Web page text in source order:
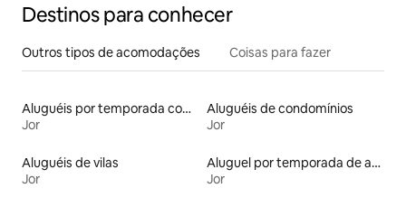
Destinos para conhecer
Outros tipos de acomodações Coisas para fazer
Aluguéis por temporada com café da manhã
Jor
Aluguéis de condomínios
Jor
Aluguéis de vilas
Jor
Aluguel por temporada de apart-hotéis
Jor